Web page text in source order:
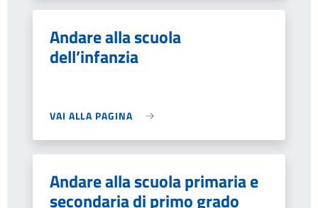
Andare alla scuola
dell’infanzia
VAI ALLA PAGINA
Andare alla scuola primaria e
secondaria di primo grado